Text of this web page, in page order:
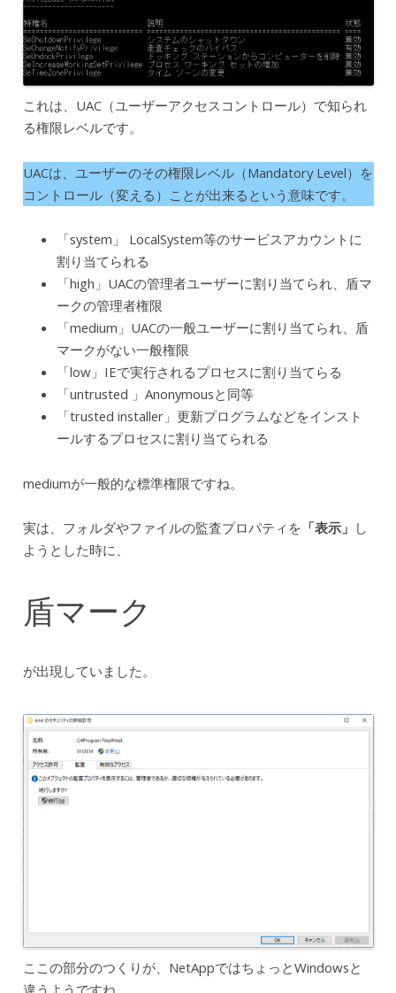
これは、UAC（ユーザーアクセスコントロール）で知られ
る権限レベルです。
UACは、ユーザーのその権限レベル（Mandatory Level）を
コントロール（変える）ことが出来るという意味です。
「system」 LocalSystem等のサービスアカウントに
割り当てられる
「high」UACの管理者ユーザーに割り当てられ、盾マ
ークの管理者権限
「medium」UACの一般ユーザーに割り当てられ、盾
マークがない一般権限
「low」IEで実行されるプロセスに割り当てらる
「untrusted 」Anonymousと同等
「trusted installer」更新プログラムなどをインスト
ールするプロセスに割り当てられる
mediumが一般的な標準権限ですね。
実は、フォルダやファイルの監査プロパティを 「表示」 し
ようとした時に、
盾マーク
が出現していました。
ここの部分のつくりが、NetAppではちょっとWindowsと
違うようですね。